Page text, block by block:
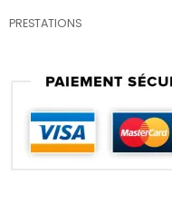
PRESTATIONS